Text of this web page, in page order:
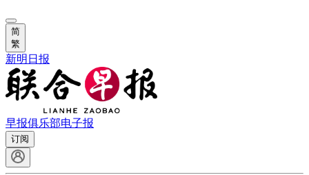
简
繁
新明日报
早报俱乐部电子报
订阅